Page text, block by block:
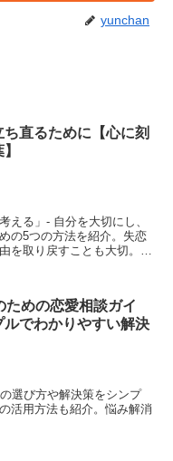
yunchan
ち直るために【心に刻
える」- 自分を大切にし、
の5つの方法を紹介。失恋
を取り戻すことも大切。他
ための恋愛相談ガイ
ルでわかりやすい解決
選び方や解決策をシンプ
活用方法も紹介。悩み解消